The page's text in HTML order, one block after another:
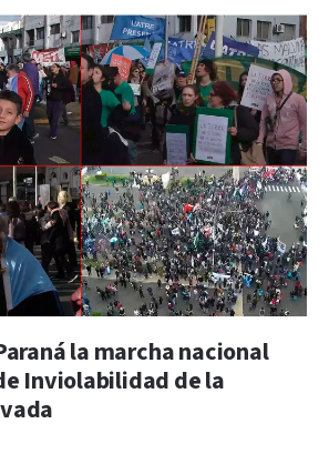
la marcha nacional
Inviolabilidad de la